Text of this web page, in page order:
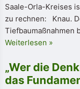
Saale-Orla-Kreises
zu rechnen: Knau.
Tiefbaumaßnahmen
Weiterlesen »
„Wer die
das